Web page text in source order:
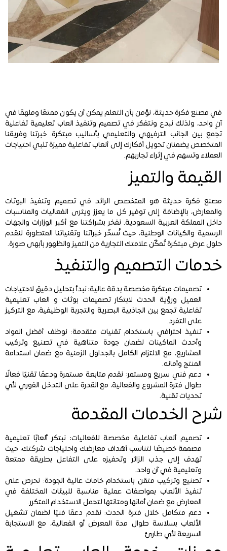
في مصنع فكرة حديثة، نؤمن بأن التعلم يمكن أن يكون ممتعًا وملهمًا في
آنٍ واحد، ولذلك نبدع ونتفكر في تصميم وتنفيذ العاب تعليمية تفاعلية
تجمع بين الجانب الترفيهي والتعليمي بأساليب مبتكرة. خبرتنا وفريقنا
المتخصص يضمنان تحويل أفكارك إلى ألعاب تفاعلية مميزة تلبي احتياجات
العملاء وتسهم في إثراء تجاربهم.
القيمة والتميز
مصنع فكرة حديثة هو المتخصص الرائد في تصميم وتنفيذ البوثات
والمعارض، بالإضافة إلى توفير كل ما يعزز ويثرى الفعاليات والمناسبات
داخل المملكة العربية السعودية. نفخر بشراكتنا مع أكبر الوزارات والجهات
الرسمية والكيانات الوطنية، حيث نُسخّر خبراتنا وتقنياتنا المتطورة لنقدم
حلول عرض مبتكرة تُمكّن علامتك التجارية من التميز والظهور بأبهى صورة.
خدمات التصميم والتنفيذ
تصميمات مبتكرة مخصصة بدقة عالية: نبدأ بتحليل دقيق لاحتياجات
العميل ورؤية الحدث لابتكار تصميمات بوثات و العاب تعليمية
تفاعلية تجمع بين الجاذبية البصرية والتجربة الوظيفية، مع التركيز
على التفرد.
تنفيذ احترافي باستخدام تقنيات متقدمة: نوظف أفضل المواد
وأحدث الماكينات لضمان جودة متناهية في تصنيع وتركيب
المشاريع، مع الالتزام الكامل بالجداول الزمنية مع ضمان استدامة
المنتج وأمانه.
دعم فني سريع ومستمر: نقدم متابعة مستمرة ودعمًا تقنيًا فعالًا
طوال فترة المشروع والفعالية، مع القدرة على التدخل الفوري لأي
تحديات تقنية.
شرح الخدمات المقدمة
تصميم ألعاب تفاعلية مخصصة للفعاليات: نبتكر ألعابًا تعليمية
مصممة خصيصًا لتناسب أهداف معارضك واحتياجات شركتك، حيث
تهدف إلى جذب الزائر وتحفيزه على التفاعل بطريقة ممتعة
وتعليمية في آن واحد.
تصنيع وتركيب متقن باستخدام خامات عالية الجودة: نحرص على
تنفيذ الألعاب بمواصفات عملية مناسبة للبيئات المختلفة في
المعارض مع ضمان أمانها ومتانتها لتحمل الاستخدام المتكرر.
دعم متكامل خلال فترة الحدث: نقدم دعمًا فنيًا لضمان تشغيل
الألعاب بسلاسة طوال مدة المعرض أو الفعالية، مع الاستجابة
السريعة لأي طارئ.